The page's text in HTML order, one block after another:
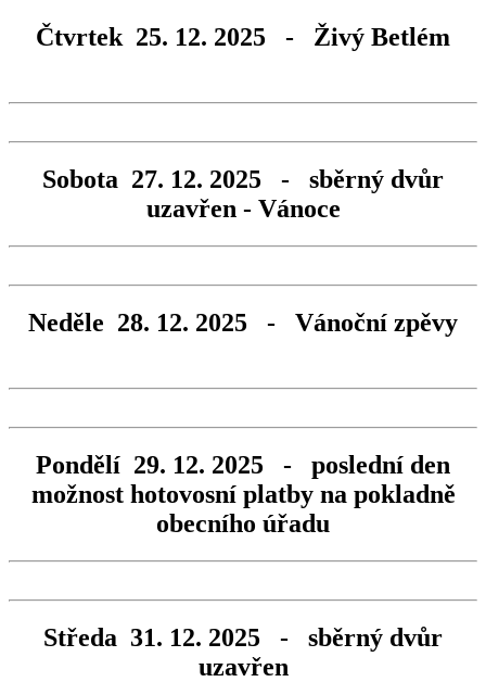
Čtvrtek 25. 12. 2025 - Živý Betlém
Sobota 27. 12. 2025 - sběrný dvůr
uzavřen - Vánoce
Neděle 28. 12. 2025 - Vánoční zpěvy
Pondělí 29. 12. 2025 - poslední den
možnost hotovosní platby na pokladně
obecního úřadu
Středa 31. 12. 2025 - sběrný dvůr
uzavřen